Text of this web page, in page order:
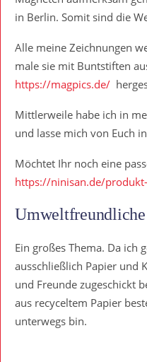
in Berlin. Somit sind die
Alle meine Zeichnungen
male sie mit Buntstiften
https://magpics.de/
Mittlerweile habe ich in
und lasse mich von Euch
Möchtet Ihr noch eine
https://ninisan.de/
Ein großes Thema. Da ich
ausschließlich Papier und
und Freunde zugeschickt
aus recyceltem Papier
unterwegs bin.